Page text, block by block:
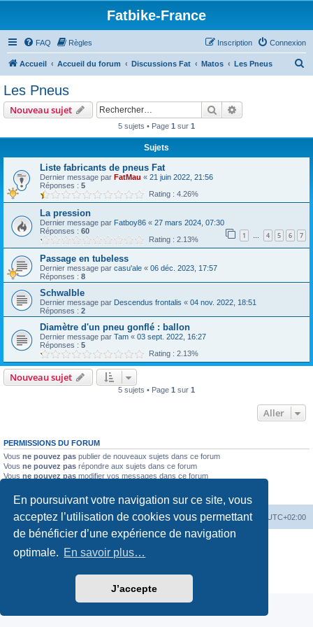
En poursuivant votre navigation sur ce site, vous
acceptez l’utilisation de cookies vous permettant
de bénéficier d’une expérience de navigation
optimale. En savoir plus…
J’accepte
Fatbike-France
FAQ Règles Connexion
Inscription
Accueil Accueil du forum Discussions Fat Matos Les Pneus
Les Pneus
Nouveau sujet Rechercher
5 sujets • Page 1 sur 1
Sujets
Liste fabricants de pneus Fat
Dernier message par FatMau « 21 juin 2022, 21:56
Réponses : 5
Rating : 4.26%
La pression
Dernier message par Fatboy86 « 27 mars 2024, 07:30
Réponses : 60 1 … 4 5 6 7
Rating : 2.13%
Passage en tubeless
Dernier message par casu'ale « 06 déc. 2023, 17:57
Réponses : 8
Schwalble
Dernier message par Descendus frontalis « 04 nov. 2022, 18:51
Réponses : 2
Diamètre d'un pneu gonflé : ballon
Dernier message par Tam « 03 sept. 2022, 16:27
Réponses : 5
Rating : 2.13%
Nouveau sujet
5 sujets • Page 1 sur 1
Aller
PERMISSIONS DU FORUM
Vous ne pouvez pas publier de nouveaux sujets dans ce forum
Vous ne pouvez pas répondre aux sujets dans ce forum
Vous ne pouvez pas modifier vos messages dans ce forum
Vous
ne pouvez pas transférer de pièces jointes dans ce forum
Accueil Accueil du forum Fuseau horaire sur UTC+02:00
phpBB
® Forum Software © phpBB Limited
Traduction française officielle
Conditions